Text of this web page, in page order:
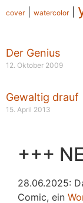
cover| watercolor|
Der Genius
12. Oktober 2009
Gewaltig drauf
15. April 2013
+++
28.06.2025:
Comic, ein